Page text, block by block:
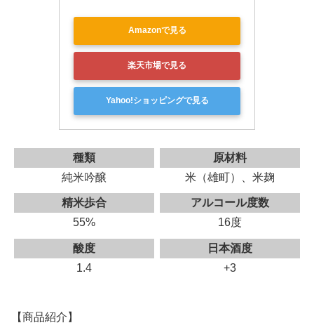
Amazonで見る
楽天市場で見る
Yahoo!ショッピングで見る
種類
純米吟醸
原材料
米（雄町）、米麹
精米歩合
55%
アルコール度数
16度
酸度
1.4
日本酒度
+3
【商品紹介】